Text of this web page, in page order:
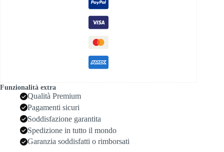
Funzionalità extra
Qualità Premium
Pagamenti sicuri
Soddisfazione garantita
Spedizione in tutto il mondo
Garanzia soddisfatti o rimborsati